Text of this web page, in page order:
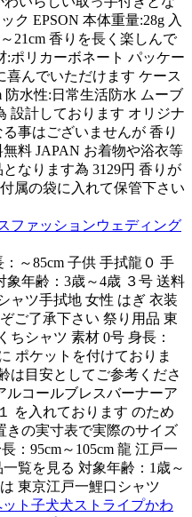
ク EPSON 本体重量:28g 入
21cm 香りを長く楽しんで
:ポリカーボネート パッケー
喜んでいただけます ケース
防水性:日常生活防水 ムーブ
設計しております オリジナ
事はございませんが 香り
料 JAPAN お着物や浴衣等
なります為 3129円 香りが
属の袋に入れて保管下さい
ファッションウェディング
～85cm 子供 手拭龍０ 手
年齢：3歳～4歳 ３号 送料
ャツ手拭地 女性 はぎ 衣装
ご了承下さい 祭り用品 東
ちシャツ 素材 0号 身長：
ポケットを付けておりま
は目安としてご参考くださ
ルコールブレスバーナーア
を入れております のため
きの実寸表で実際のサイズ
：95cm～105cm 龍 江戸一
覧を見る 対象年齢：1歳～
東京江戸一鯉口シャツ
ット子犬犬ストライプかわ